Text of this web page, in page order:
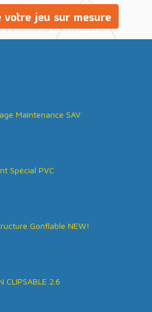
votre jeu sur mesure
Maintenance SAV
Spécial PVC
Gonflable NEW!
CLIPSABLE 2.6